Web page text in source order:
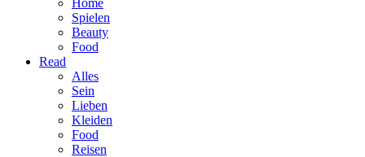
Home
Spielen
Beauty
Food
Read
Alles
Sein
Lieben
Kleiden
Food
Reisen